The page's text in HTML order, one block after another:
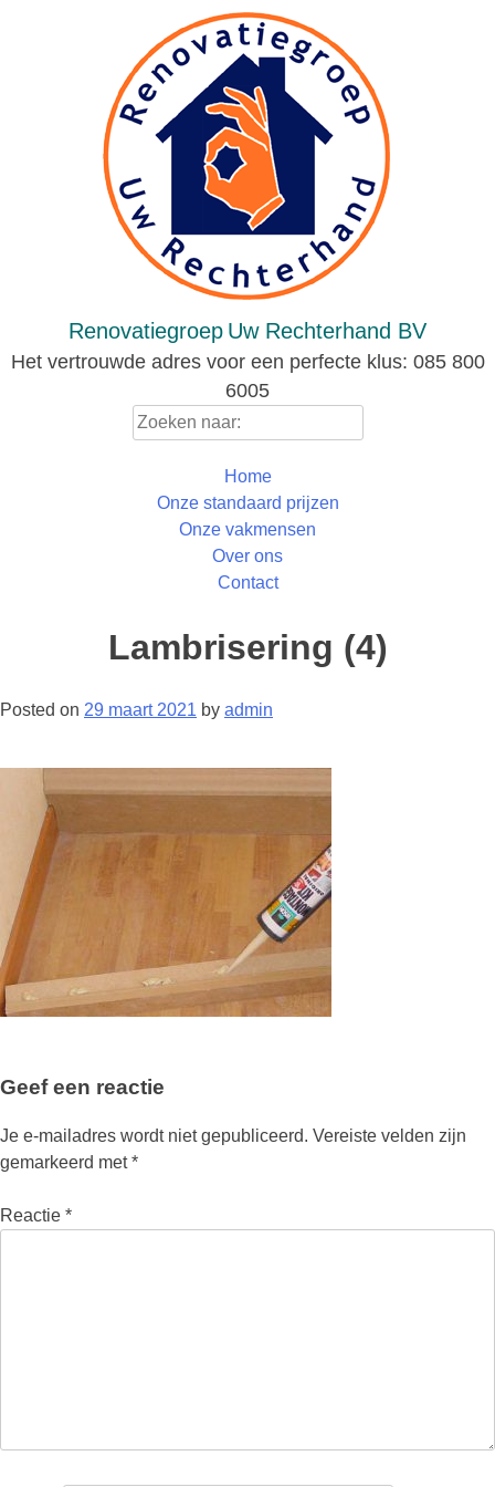
Renovatiegroep Uw Rechterhand BV
Het vertrouwde adres voor een perfecte klus: 085 800
6005
Home
Onze standaard prijzen
Onze vakmensen
Over ons
Contact
Lambrisering (4)
Posted on 29 maart 2021 by admin
Geef een reactie
Je e-mailadres wordt niet gepubliceerd. Vereiste velden zijn
gemarkeerd met*
Reactie *